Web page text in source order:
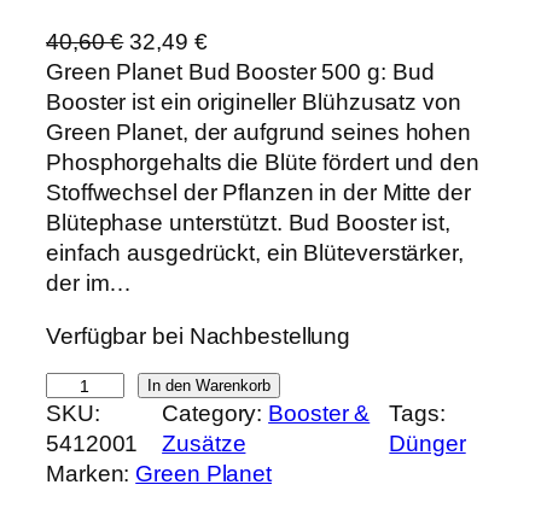
40,60€ U
r
s
p
r
ü
n
g
l
c
h
e
r
P
32,49 €A
k
t
u
e
l
l
e
r
e
i
s
i
Green Planet Bud Booster 500 g: Bud
Booster ist ein origineller Blühzusatz von
Green Planet, der aufgrund seines hohen
Phosphorgehalts die Blüte fördert und den
Stoffwechsel der Pflanzen in der Mitte der
Blütephase unterstützt. Bud Booster ist,
einfach ausgedrückt, ein Blüteverstärker,
der im…
Verfügbar bei Nachbestellung
r
e
e
In den Warenkorb
SKU:
5412001
Category: Booster &
Zusätze
Tags:
Dünger
Marken: Green Planet